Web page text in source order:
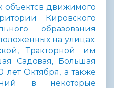
объектов движимого
Кировского
образования
на улицах:
Тракторной, им
Садовая, Большая
лет Октября, а также
в некоторые